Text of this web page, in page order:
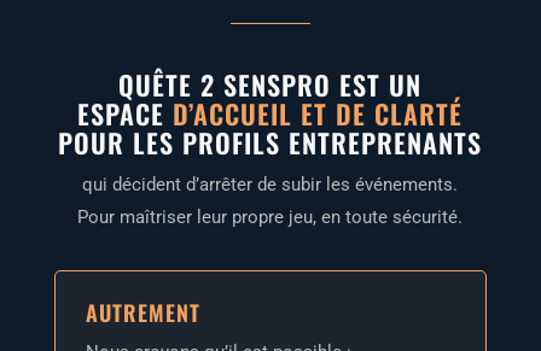
QUÊTE 2 SENSPRO EST UN
ESPACE D’ACCUEIL ET DE CLARTÉ
POUR LES PROFILS ENTREPRENANTS
qui décident d’ar­rê­ter de subir les évé­ne­ments.
Pour maî­tri­ser leur propre jeu, en toute sécurité.
AUTREMENT